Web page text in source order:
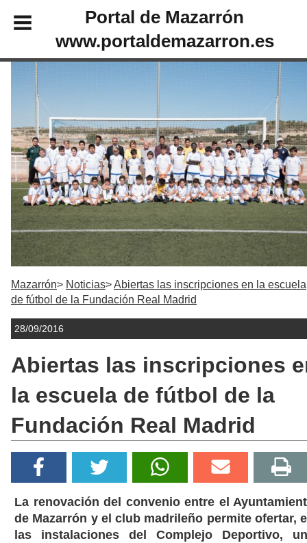
Portal de Mazarrón
www.portaldemazarron.es
Mazarrón Noticias
Abiertas las inscripciones en la escuela
de fútbol de la Fundación Real Madrid
28/09/2016
Abiertas las inscripciones
la escuela de fútbol de la
Fundación Real Madrid
La renovación del convenio entre el
de Mazarrón y el club madrileño permite ofertar,
las instalaciones del Complejo Deportivo,